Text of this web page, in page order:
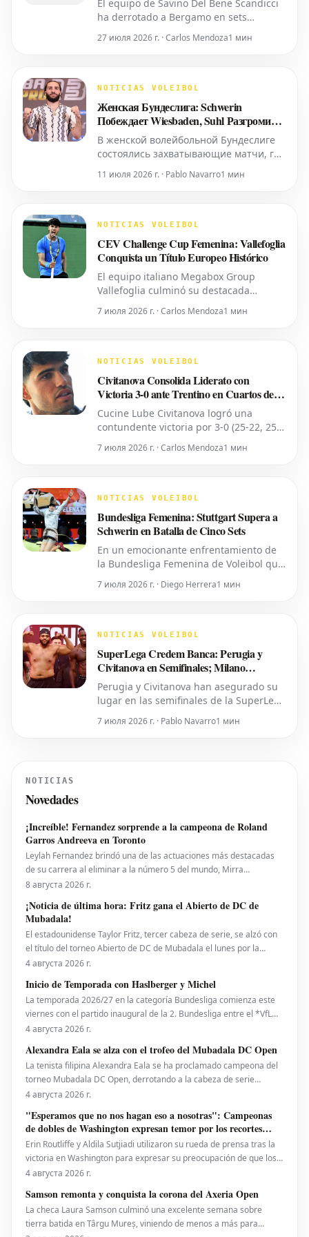
El equipo de Savino Del Bene Scandicci
ha derrotado a Bergamo en sets
corridos, asegurando su lugar en las
semifinales de los playoffs de la Serie A1
de cuartos de final. El encuentro,
27 июля 2026 г. · Carlos Mendoza1 мин
NOTICIAS VOLEIBOL
Женская Бундеслига: Schwerin
Побеждает Wiesbaden, Suhl Разгромил
Hamburg
В женской волейбольной Бундеслиге
состоялись захватывающие матчи, где
команды продемонстрировали свои
силы. «SSC Palmberg Schwerin»
время как «VfB Suhl LOTTO Thüringen»
убедительно обыграв «ETV
11 июля 2026 г. · Pablo Navarro1 мин
NOTICIAS VOLEIBOL
CEV Challenge Cup Femenina: Vallefoglia
Conquista un Título Europeo Histórico
El equipo italiano Megabox Group
Vallefoglia culminó su destacada
campaña europea al proclamarse
campeón de la CEV Challenge Cup
la noche, superaron al Panathinaikos de
su primer t
7 июля 2026 г. · Carlos Mendoza1 мин
NOTICIAS VOLEIBOL
Civitanova Consolida Liderato con
Victoria 3-0 ante Trentino en Cuartos de
SuperLega
Cucine Lube Civitanova logró una
contundente victoria por 3-0 (25-22, 25-
14, 25-20) sobre Itas Trentino en el
segundo partido de los cuartos de final
a 2-0 en la serie al mejor de cinco
7 июля 2026 г. · Carlos Mendoza1 мин
NOTICIAS VOLEIBOL
Bundesliga Femenina: Stuttgart Supera a
Schwerin en Batalla de Cinco Sets
En un emocionante enfrentamiento de
la Bundesliga Femenina de Voleibol que
marcó el cierre de la temporada regular,
Allianz MTV Stuttgart logró una victoria
adjudicándose el primer set 25-19
7 июля 2026 г. · Diego Herrera1 мин
NOTICIAS VOLEIBOL
SuperLega Credem Banca: Perugia y
Civitanova en Semifinales; Milano
Prolonga la Serie
Perugia y Civitanova han asegurado su
lugar en las semifinales de la SuperLega
Credem Banca tras obtener victorias
contundentes en sus respectivos
7 июля 2026 г. · Pablo Navarro1 мин
NOTICIAS
Novedades
¡Increíble! Fernandez sorprende a la campeona de Roland
Garros Andreeva en Toronto
Leylah Fernandez brindó una de las actuaciones más destacadas
de su carrera al eliminar a la número 5 del mundo, Mirra
Andreeva, con un contundente 6-1, 6-4 el viernes por la noche. Con
Bank Open presentado por Rogers en Toront
8 августа 2026 г.
¡Noticia de última hora: Fritz gana el Abierto de DC de
Mubadala!
El estadounidense Taylor Fritz, tercer cabeza de serie, se alzó con
el título del torneo Abierto de DC de Mubadala el lunes por la
noche, tras derrotar al español Rafael Jodar por 7-6 (2), 6-4. Este es
10 del ranking mundial, habí
4 августа 2026 г.
Inicio de Temporada con Haslberger y Michel
La temporada 2026/27 en la categoría Bundesliga comienza este
viernes con el partido inaugural de la 2. Bundesliga entre el *VfL
Bochum* y el *Hertha BSC*. El encuentro será dirigido por
y **Martin Speckner**. **Tom Bauer** eje
4 августа 2026 г.
Alexandra Eala se alza con el trofeo del Mubadala DC Open
La tenista filipina Alexandra Eala se ha proclamado campeona del
torneo Mubadala DC Open, derrotando a la cabeza de serie
número uno, la estadounidense Jessica Pegula, con un marcador
puesto 28 del ranking mundial, demostró su
4 августа 2026 г.
"Esperamos que no nos hagan eso a nosotras": Campeonas
de dobles de Washington expresan temor por los recortes
propuestos por la ATP que se extienden a la WTA
Erin Routliffe y Aldila Sutjiadi utilizaron su rueda de prensa tras la
victoria en Washington para expresar su preocupación de que los
recortes propuestos por la ATP en dobles puedan llegar
iniciativa separada de la ATP para colocar
4 августа 2026 г.
Samson remonta y conquista la corona del Axeria Open
La checa Laura Samson culminó una excelente semana sobre
tierra batida en Târgu Mureș, viniendo de menos a más para